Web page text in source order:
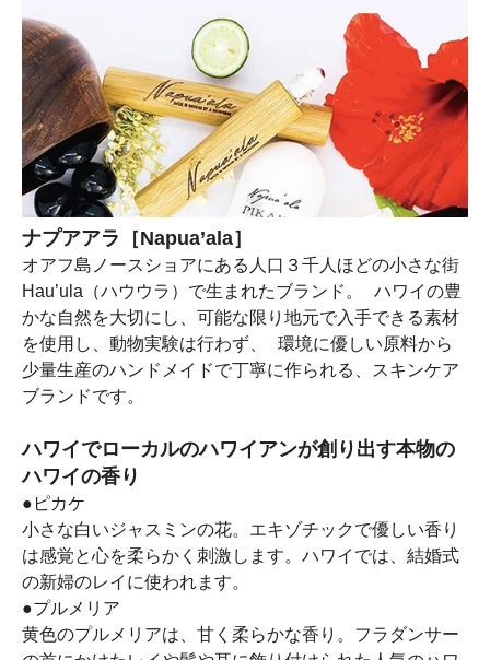
ナプアアラ［Napua’ala］
オアフ島ノースショアにある人口３千人ほどの小さな街
Hau’ula（ハウウラ）で生まれたブランド。 ハワイの豊
かな自然を大切にし、可能な限り地元で入手できる素材
を使用し、動物実験は行わず、 環境に優しい原料から
少量生産のハンドメイドで丁寧に作られる、スキンケア
ブランドです。
ハワイでローカルのハワイアンが創り出す本物の
ハワイの香り
●ピカケ
小さな白いジャスミンの花。エキゾチックで優しい香り
は感覚と心を柔らかく刺激します。ハワイでは、結婚式
の新婦のレイに使われます。
●プルメリア
黄色のプルメリアは、甘く柔らかな香り。フラダンサー